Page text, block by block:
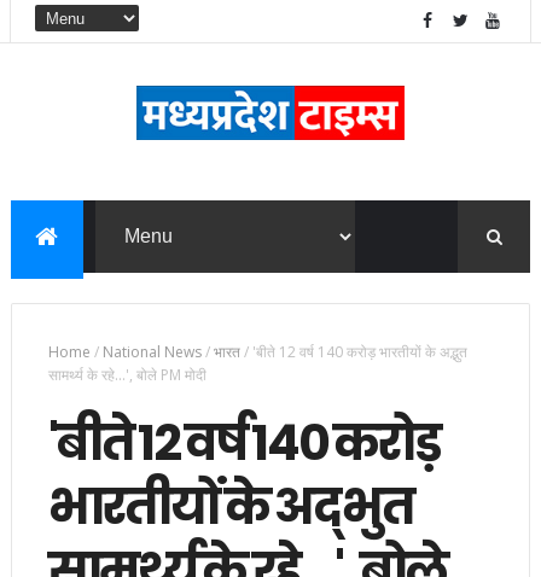
Home / National News/भारत/ 'बीते 12 वर्ष 140 करोड़ भारतीयों के अद्भुत
सामर्थ्य के रहे...', बोले PM मोदी
'बीते 12 वर्ष 140 करोड़
भारतीयों के अद्भुत